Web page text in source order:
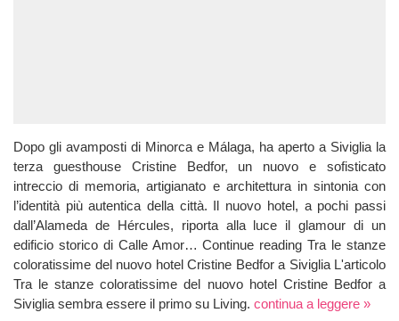
Dopo gli avamposti di Minorca e Málaga, ha aperto a Siviglia la
terza guesthouse Cristine Bedfor, un nuovo e sofisticato
intreccio di memoria, artigianato e architettura in sintonia con
l’identità più autentica della città. Il nuovo hotel, a pochi passi
dall’Alameda de Hércules, riporta alla luce il glamour di un
edificio storico di Calle Amor… Continue reading Tra le stanze
coloratissime del nuovo hotel Cristine Bedfor a Siviglia L'articolo
Tra le stanze coloratissime del nuovo hotel Cristine Bedfor a
Siviglia sembra essere il primo su Living. continua a leggere »